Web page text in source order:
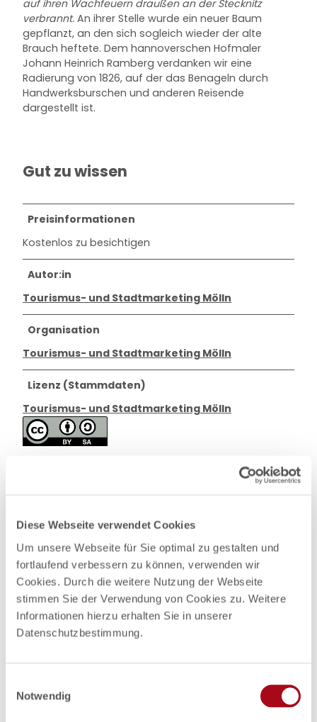
Diese Webseite verwendet Cookies
Um unsere Webseite für Sie optimal zu gestalten und
fortlaufend verbessern zu können, verwenden wir
Cookies. Durch die weitere Nutzung der Webseite
stimmen Sie der Verwendung von Cookies zu. Weitere
Informationen hierzu erhalten Sie in unserer
Datenschutzbestimmung.
Notwendig
auf ihren Wachfeuern draußen an der Stecknitz
verbrannt. An ihrer Stelle wurde ein neuer Baum
gepflanzt, an den sich sogleich wieder der alte
Brauch heftete. Dem hannoverschen Hofmaler
Johann Heinrich Ramberg verdanken wir eine
Radierung von 1826, auf der das Benageln durch
Handwerksburschen und anderen Reisende
dargestellt ist.
Gut zu wissen
Preisinformationen
Kostenlos zu besichtigen
Autor:in
Tourismus- und Stadtmarketing Mölln
Organisation
Tourismus- und Stadtmarketing Mölln
Lizenz (Stammdaten)
Tourismus- und Stadtmarketing Mölln
In der Nähe Auf der Karte anschauen
Veranstaltung
Nützliches und Sehenswertes